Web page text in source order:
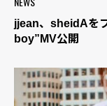
jjean、sheidAを
boy”MV公開